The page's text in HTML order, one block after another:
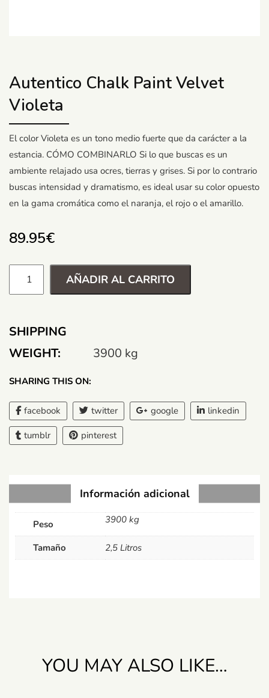
Autentico Chalk Paint Velvet
Violeta
El color Violeta es un tono medio fuerte que da carácter a la
estancia. CÓMO COMBINARLO Si lo que buscas es un
ambiente relajado usa ocres, tierras y grises. Si por lo contrario
buscas intensidad y dramatismo, es ideal usar su color opuesto
en la gama cromática como el naranja, el rojo o el amarillo.
89.95€
AÑADIR AL CARRITO
SHIPPING
WEIGHT:
3900 kg
SHARING THIS ON:
facebook twitter google linkedin
tumblr pinterest
Información adicional
Peso 3900 kg
Tamaño 2,5 Litros
YOU MAY ALSO LIKE…